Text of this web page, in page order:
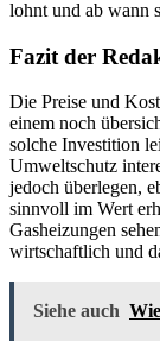
lohnt und ab wann
Fazit der
Die Preise und
einem noch
solche Investition
Umweltschutz
jedoch überlegen,
sinnvoll im Wert
Gasheizungen
wirtschaftlich und
Siehe auch